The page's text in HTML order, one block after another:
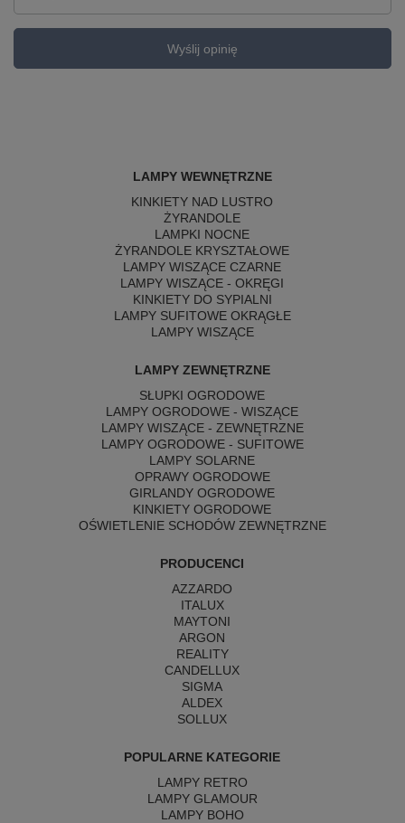
Wyślij opinię
LAMPY WEWNĘTRZNE
KINKIETY NAD LUSTRO
ŻYRANDOLE
LAMPKI NOCNE
ŻYRANDOLE KRYSZTAŁOWE
LAMPY WISZĄCE CZARNE
LAMPY WISZĄCE - OKRĘGI
KINKIETY DO SYPIALNI
LAMPY SUFITOWE OKRĄGŁE
LAMPY WISZĄCE
LAMPY ZEWNĘTRZNE
SŁUPKI OGRODOWE
LAMPY OGRODOWE - WISZĄCE
LAMPY WISZĄCE - ZEWNĘTRZNE
LAMPY OGRODOWE - SUFITOWE
LAMPY SOLARNE
OPRAWY OGRODOWE
GIRLANDY OGRODOWE
KINKIETY OGRODOWE
OŚWIETLENIE SCHODÓW ZEWNĘTRZNE
PRODUCENCI
AZZARDO
ITALUX
MAYTONI
ARGON
REALITY
CANDELLUX
SIGMA
ALDEX
SOLLUX
POPULARNE KATEGORIE
LAMPY RETRO
LAMPY GLAMOUR
LAMPY BOHO